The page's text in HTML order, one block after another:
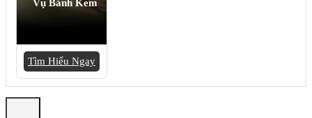
Vụ Bánh Kem
Tìm Hiểu Ngay